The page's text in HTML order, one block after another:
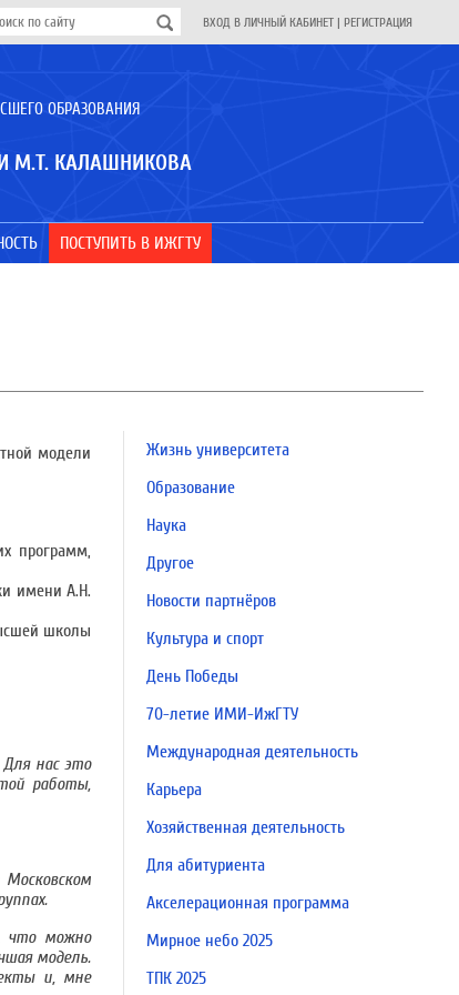
ВХОД В ЛИЧНЫЙ КАБИНЕТ | РЕГИСТРАЦИЯ
ОБРАЗОВАНИЯ
М.Т. КАЛАШНИКОВА
ПОСТУПИТЬ В ИЖГТУ
модели
программ,
имени А.Н.
школы
нас это
работы,
что можно
модель.
и, мне
Жизнь университета
Образование
Наука
Другое
Новости партнёров
Культура и спорт
День Победы
70-летие ИМИ-ИжГТУ
Международная деятельность
Карьера
Хозяйственная деятельность
Для абитуриента
Акселерационная программа
Мирное небо 2025
ТПК 2025